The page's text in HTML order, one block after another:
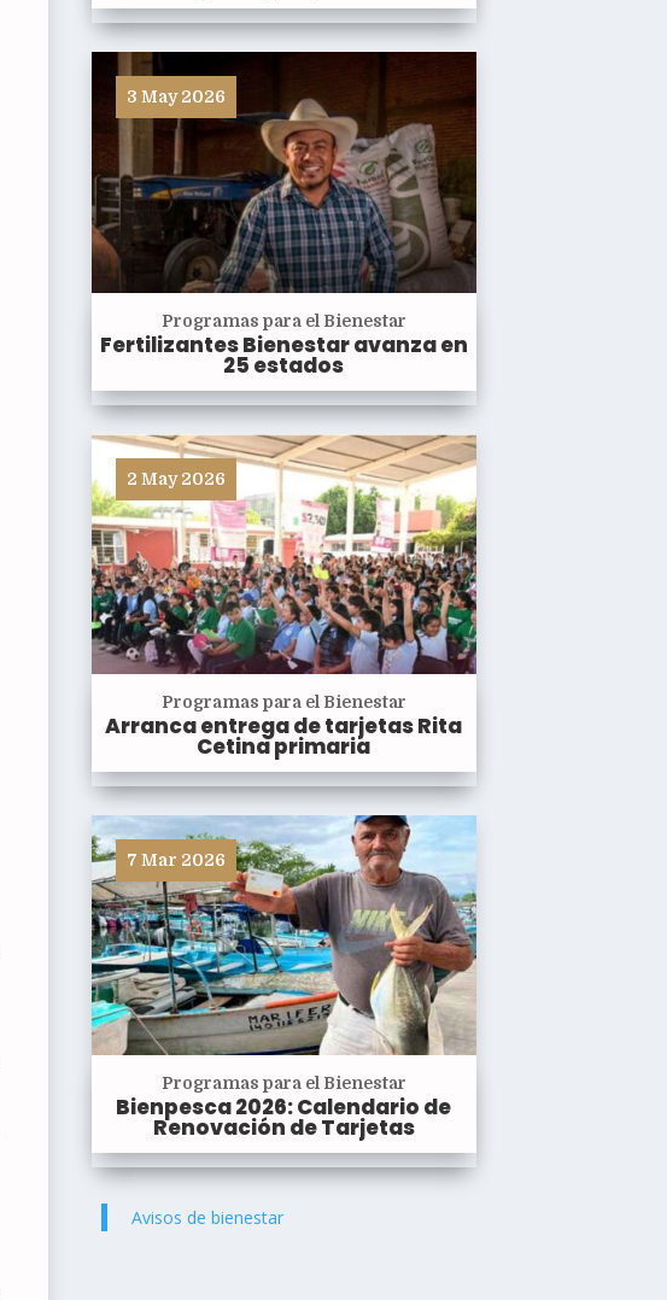
3 May 2026
Programas para el Bienestar
Fertilizantes Bienestar avanza en
25 estados
2 May 2026
Programas para el Bienestar
Arranca entrega de tarjetas Rita
Cetina primaria
7 Mar 2026
Programas para el Bienestar
Bienpesca 2026: Calendario de
Renovación de Tarjetas
Avisos de bienestar